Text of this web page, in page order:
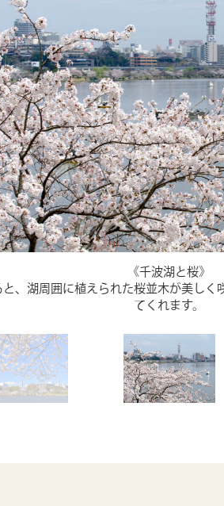
《千波湖と桜》
、湖周囲に植えられた桜並木が美しく
てくれます。